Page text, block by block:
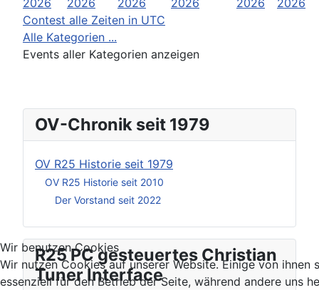
OV-Chronik seit 1979
OV R25 Historie seit 1979
OV R25 Historie seit 2010
Der Vorstand seit 2022
R25 PC gesteuertes Christian
Tuner Interface
Contest alle Zeiten in UTC
Alle Kategorien ...
Events aller Kategorien anzeigen
Wir benutzen Cookies
Wir nutzen Cookies auf unserer Website. Einige von ihnen
essenziell für den Betrieb der Seite, während andere uns